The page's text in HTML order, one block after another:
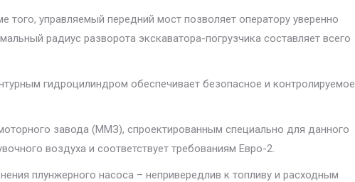
управляемый передний мост позволяет оператору уверенно
радиус разворота экскаватора-погрузчика составляет всего
гидроцилиндром обеспечивает безопасное и контролируемое
завода (ММЗ), спроектированным специально для данного
воздуха и соответствует требованиям Евро-2.
плунжерного насоса – непривередлив к топливу и расходным